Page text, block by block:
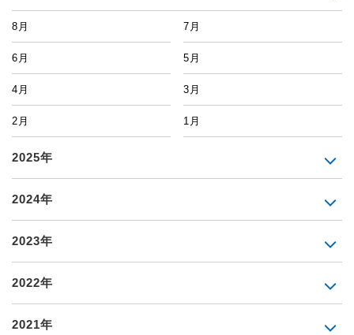
8月 7月
6月 5月
4月 3月
2月 1月
2025年
2024年
2023年
2022年
2021年